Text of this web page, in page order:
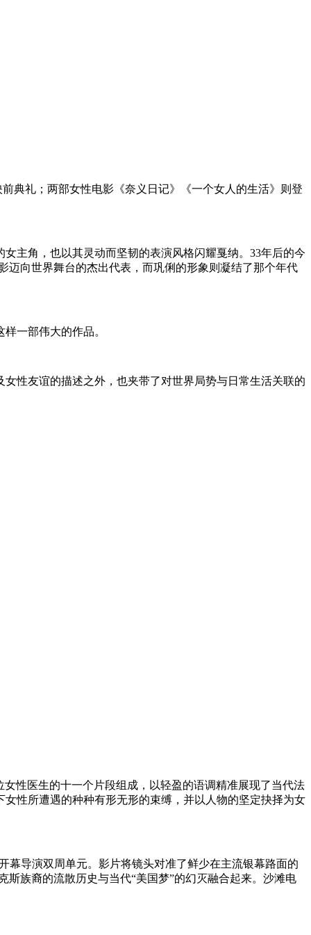
前典礼；两部女性电影《奈义日记》《一个女人的生活》则登
主角，也以其灵动而坚韧的表演风格闪耀戛纳。33年后的今
迈向世界舞台的杰出代表，而巩俐的形象则凝结了那个年代
一部伟大的作品。
性友谊的描述之外，也夹带了对世界局势与日常生活关联的
女性医生的十一个片段组成，以轻盈的语调精准展现了当代法
性所遭遇的种种有形无形的束缚，并以人物的坚定抉择为女
幕导演双周单元。影片将镜头对准了鲜少在主流银幕路面的
族裔的流散历史与当代“美国梦”的幻灭融合起来。沙滩电